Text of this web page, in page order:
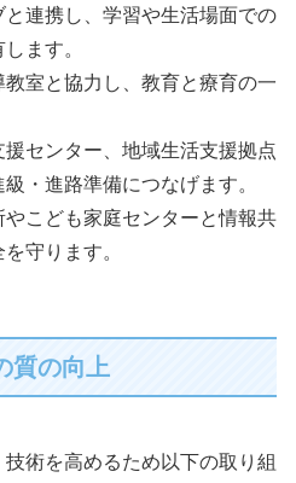
と連携し、学習や生活場面での
ます。
教室と協力し、教育と療育の一
援センター、地域生活支援拠点
・進路準備につなげます。
やこども家庭センターと情報共
守ります。
質の向上
術を高めるため以下の取り組